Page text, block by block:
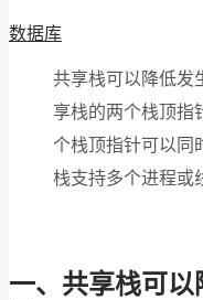
数据库
共享栈可以降低发
享栈的两个栈顶指
个栈顶指针可以同
栈支持多个进程或
一、共享栈可